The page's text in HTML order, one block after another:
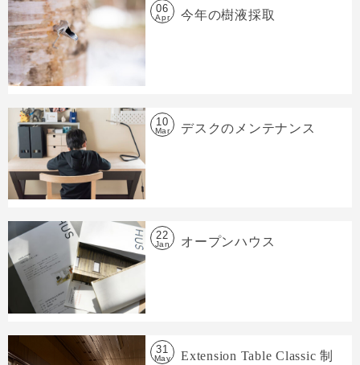
06
Apr 今年の樹液採取
10
Mar デスクのメンテナンス
22
Jan オープンハウス
31
May
Extension Table Classic 制